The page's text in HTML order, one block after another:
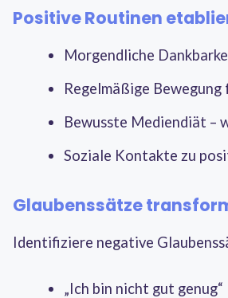
Positive Routinen
Morgendliche
Regelmäßige
Bewusste Mediendiät –
Soziale Kontakte zu
Glaubenssätze
Identifiziere negative
„Ich bin nicht gut